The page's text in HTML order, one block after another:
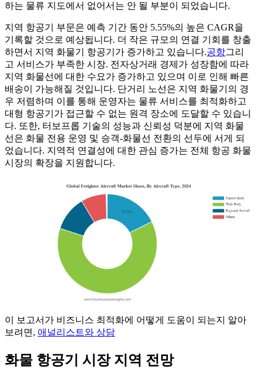
하는 물류 지도에서 없어서는 안 될 부분이 되었습니다.
지역 항공기 부문은 예측 기간 동안 5.55%의 높은 CAGR을
기록할 것으로 예상됩니다. 더 작은 규모의 연결 기회를 창출
하면서 지역 화물기 항공기가 증가하고 있습니다.공항그리
고 서비스가 부족한 시장. 전자상거래 경제가 성장함에 따라
지역 화물선에 대한 수요가 증가하고 있으며 이로 인해 빠른
배송이 가능해질 것입니다. 단거리 노선은 지역 화물기의 경
우 저렴하며 이를 통해 운영자는 물류 서비스를 최적화하고
대형 항공기가 접근할 수 없는 원격 장소에 도달할 수 있습니
다. 또한, 터보프롭 기술의 성능과 신뢰성 덕분에 지역 화물
선은 화물 전용 운영 및 승객-화물선 전환의 선두에 서게 되
었습니다. 지역적 연결성에 대한 관심 증가는 전체 항공 화물
시장의 확장을 지원합니다.
이 보고서가 비즈니스 최적화에 어떻게 도움이 되는지 알아
보려면, 애널리스트와 상담
화물 항공기 시장 지역 전망